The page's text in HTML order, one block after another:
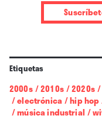
notable en países
entre el witch
Etiquetas
2000s /2010s/2020s
/electrónica /hip hop
/música industrial /